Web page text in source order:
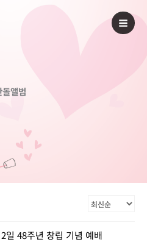
돌앨범
일 48주년 창립 기념 예배